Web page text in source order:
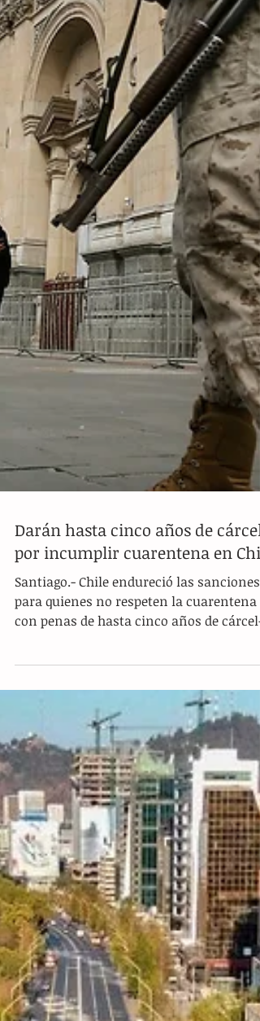
Darán hasta cinco años de cárcel
Santiago.- Chile endureció las sanciones
para quienes no respeten la cuarentena -
con penas de hasta cinco años de cárcel-,
en un intento...